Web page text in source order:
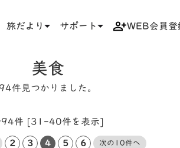
旅だより サポート WEB会員登
美食
94件見つかりました。
94件 [31-40件を表示]
2 3 4 5 6 次の10件へ